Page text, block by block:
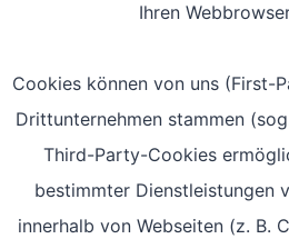
Ihren
Cookies können von uns (First-
Drittunternehmen stammen
Third-Party-Cookies
bestimmter Dienstleistungen
innerhalb von Webseiten (z. B.